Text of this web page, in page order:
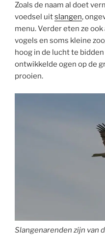
Zoals de naam al doet
voedsel uitslangen,
menu. Verder eten ze ook
vogels en soms kleine
hoog in de lucht te
ontwikkelde ogen op de
prooien.
Slangenarenden zijn van